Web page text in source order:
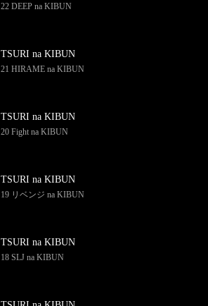
22 DEEP na KIBUN
TSURI na KIBUN
21 HIRAME na KIBUN
TSURI na KIBUN
20 Fight na KIBUN
TSURI na KIBUN
19 リベンジ na KIBUN
TSURI na KIBUN
18 SLJ na KIBUN